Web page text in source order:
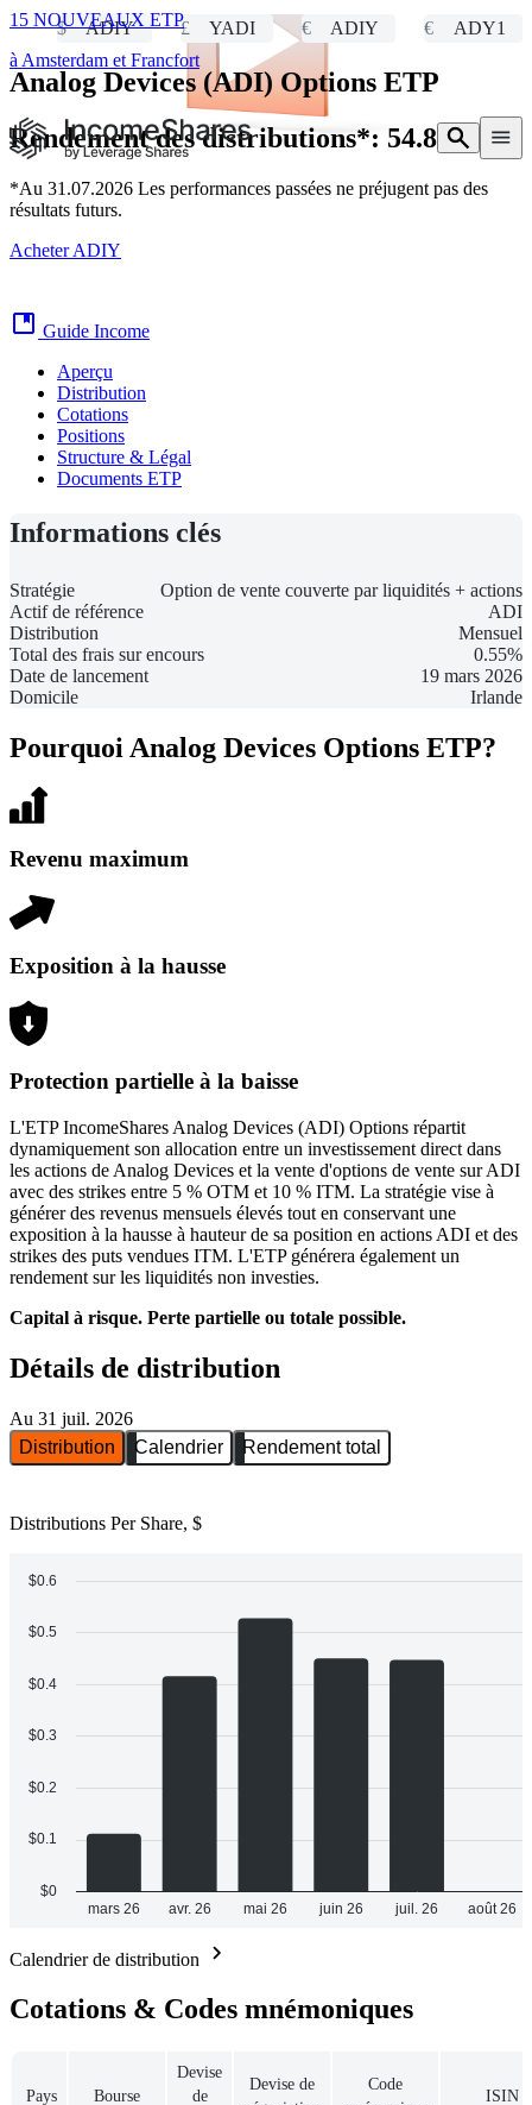
15 NOUVEAUX ETP
à Amsterdam et Francfort
$ ADIY £ YADI € ADIY € ADY1
Analog Devices (ADI)Options ETP
Rendement des distributions*: 54.84% *
*Au 31.07.2026 Les performances passées ne préjugent pas des
résultats futurs.
Acheter ADIY
Guide Income
Aperçu
Distribution
Cotations
Positions
Structure & Légal
Documents ETP
Informations clés
Stratégie
Option de vente couverte par liquidités + actions
Actif de référence
ADI
Distribution
Mensuel
Total des frais sur encours
0.55%
Date de lancement
19 mars 2026
Domicile
Irlande
Pourquoi Analog Devices Options ETP?
Revenu maximum
Exposition à la hausse
Protection partielle à la baisse
L'ETP IncomeShares Analog Devices (ADI) Options répartit
dynamiquement son allocation entre un investissement direct dans
les actions de Analog Devices et la vente d'options de vente sur ADI
avec des strikes entre 5 % OTM et 10 % ITM. La stratégie vise à
générer des revenus mensuels élevés tout en conservant une
exposition à la hausse à hauteur de sa position en actions ADI et des
strikes des puts vendues ITM. L'ETP générera également un
rendement sur les liquidités non investies.
Capital à risque. Perte partielle ou totale possible.
Détails de distribution
Au 31 juil. 2026
Distribution
Calendrier Rendement total
Distributions Per Share, $
Calendrier de distribution
Cotations & Codes mnémoniques
Pays Bourse
Devise
de
Devise de
Code
ISIN